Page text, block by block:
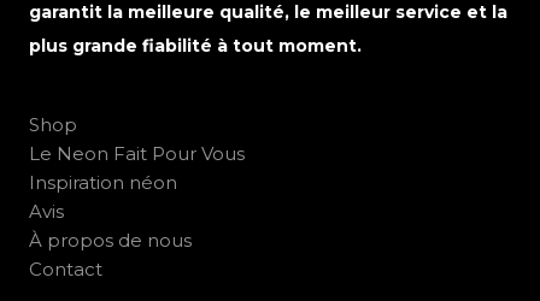
garantit la meilleure qualité, le meilleur service et la
plus grande fiabilité à tout moment.
Shop
Le Neon Fait Pour Vous
Inspiration néon
Avis
À propos de nous
Contact